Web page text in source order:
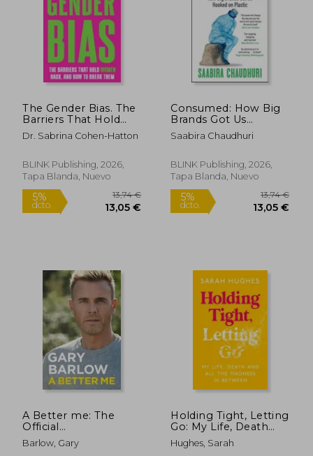
5%
dcto. 15,43 €
5%
dcto.
The Gender Bias. The
Barriers That Hold
Women Back, And
How To Break Them
Dr. Sabrina Cohen-Hatton
BLINK Publishing, 2026,
Tapa Blanda, Nuevo
5%
dcto.
Consumed: How Big
Brands Got Us
Hooked on Plastic.
Longlisted for the FT
Year (en Inglés)
Saabira Chaudhuri
BLINK Publishing, 2026,
Tapa Blanda, Nuevo
5%
dcto.
A Better me: The
Official
Autobiography (en
Inglés)
Barlow, Gary
Holding Tight, Letting
Go: My Life, Death
and All the Madness
in Between (en
Hughes, Sarah